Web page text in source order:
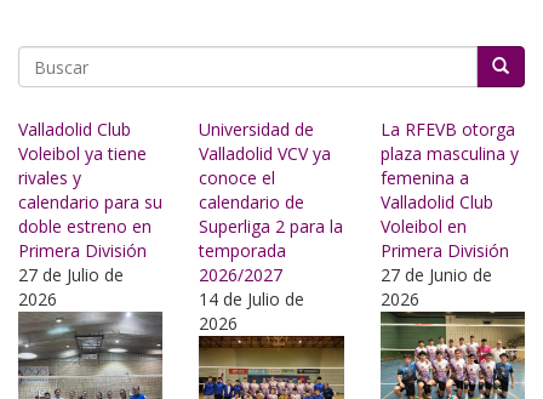
Valladolid Club
Voleibol ya tiene
rivales y
calendario para su
doble estreno en
Primera División
27 de Julio de
2026
Universidad de
Valladolid VCV ya
conoce el
calendario de
Superliga 2 para la
temporada
2026/2027
14 de Julio de
2026
La RFEVB otorga
plaza masculina y
femenina a
Valladolid Club
Voleibol en
Primera División
27 de Junio de
2026